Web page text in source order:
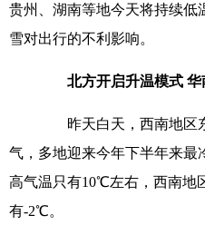
贵州、湖南等地今天将持续低
雪对出行的不利影响。
北方开启升温模式
昨天白天，西南地区
气，多地迎来今年下半年来最
高气温只有10℃左右，西南地
有-2℃。